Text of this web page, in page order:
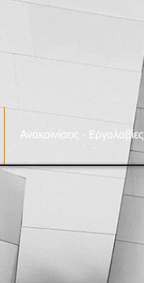
Ανακαινίσεις - Εργολαβίες